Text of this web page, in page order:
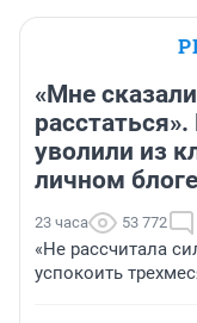
«Мне
уволили из
личном блоге
23 часа 53 772
«Не рассчитала
успокоить